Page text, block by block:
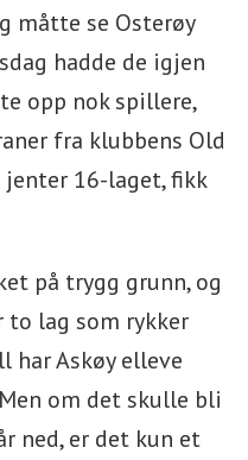
måtte se Osterøy
hadde de igjen
opp nok spillere,
fra klubbens Old
16-laget, fikk
på trygg grunn, og
to lag som rykker
har Askøy elleve
om det skulle bli
ned, er det kun et